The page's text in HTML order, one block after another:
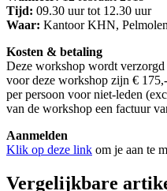
Tijd: 09.30 uur tot 12.30 uur
Waar: Kantoor KHN,
Kosten & betaling
Deze workshop wordt
voor deze workshop zijn €
per persoon voor niet-leden
van de workshop een factuur
Aanmelden
Klik op deze link om je aan te
Vergelijkbare